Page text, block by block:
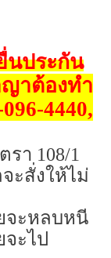
ประกัน
าต้องทำ
4440,
108/1
ะสั่งให้ไม่
ะหลบหนี
ะไป